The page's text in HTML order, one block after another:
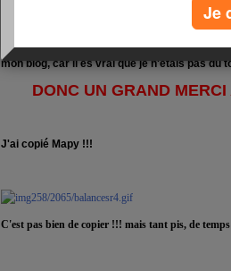
Je vais faire le tour de vos blogs et je
Je voulais remercier mes fidèles amies qui
mon blog, car il es vrai que je n'étais pas du
DONC UN GRAND MERCI
J'ai copié Mapy !!!
C'est pas bien de copier !!! mais tant pis, de
Je